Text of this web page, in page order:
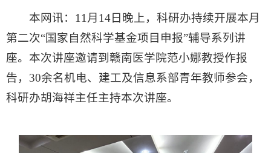
本网讯：11月14日晚上，科研办持续开展本月
第二次“国家自然科学基金项目申报”辅导系列讲
座。本次讲座邀请到赣南医学院范小娜教授作报
告，30余名机电、建工及信息系部青年教师参会，
科研办胡海祥主任主持本次讲座。